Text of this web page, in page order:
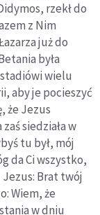
rzekł do
z Nim
już do
była
wielu
aby je pocieszyć
że Jezus
siedziała w
tu był, mój
da Ci wszystko,
Jezus: Brat twój
Wiem, że
w dniu